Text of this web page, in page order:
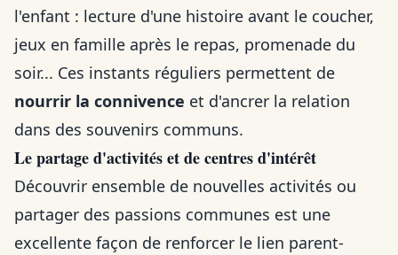
l'enfant : lecture d'une histoire avant le coucher,
jeux en famille après le repas, promenade du
soir... Ces instants réguliers permettent de
nourrir la connivence et d'ancrer la relation
dans des souvenirs communs.
Le partage d'activités et de centres d'intérêt
Découvrir ensemble de nouvelles activités ou
partager des passions communes est une
excellente façon de renforcer le lien parent-